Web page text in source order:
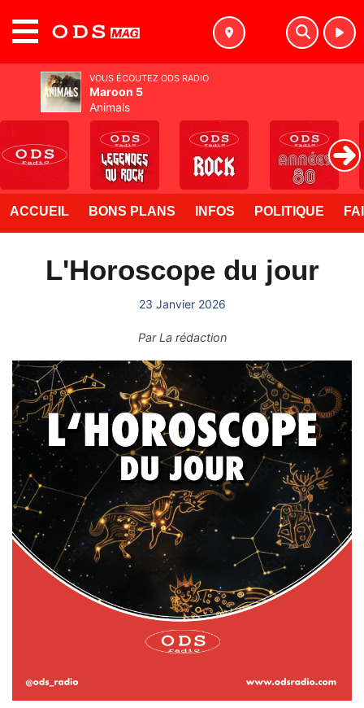
ACCUEIL BONS PLANS INFOS POLITIQUE
L'Horoscope du jour
23 Janvier 2026
ParLa rédaction
VOUS ÉCOUTEZ ODS RADIO
Maroon 5
Animals